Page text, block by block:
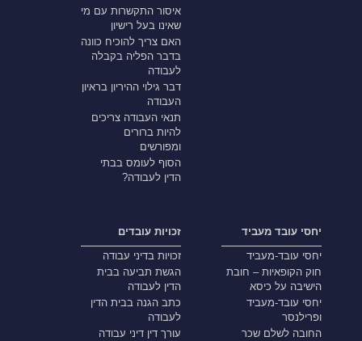
איסור התקשרות עם מי
שאינו בעל רישיון
האם צריך להוכיח כוונה
בדבר הפליה בקבלה
לעבודה
דבר גילוי ההיריון בראיון
העבודה
תנאי העבודה צריכים
להיות ברורים
ומפורשים
הסוף לעומס בבתי
הדין לעבודה?
יחסי עובד מעביד
יחסי עובד-מעביד
חוק הקופאיות – חובת
הישיבה על כיסא
יחסי עובד-מעביד
ופרילנסר
החובה לשלם שכר
זכויות עובדים
זכויות בדיני עבודה
הגשת תביעה בבית
הדין לעבודה
כתב הגנה בבית הדין
לעבודה
עורך דין דיני עבודה